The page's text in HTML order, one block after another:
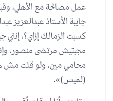
عمل مصالحة مع الأهلي،
جايبة الأستاذ عبدالعزيز
كسبت الزمالك إزاي؟،
مجبتيش مرتضى منصور،
محامي مين، ولو قلت مش
(لميس)».